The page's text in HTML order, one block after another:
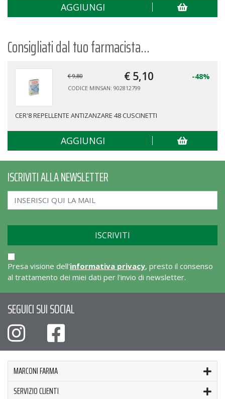
AGGIUNGI
Consigliati dal tuo farmacista...
€ 9,80 € 5,10 -48%
CODICE MINSAN: 902812799
CER'8 REPELLENTE ANTIZANZARE 48 CUSCINETTI
AGGIUNGI
ISCRIVITI ALLA NEWSLETTER
Presa visione dell'informativa privacy, presto il consenso
al trattamento dei miei dati per l'invio di newsletter.
SEGUICI SUI SOCIAL
MARCONI FARMA
SERVIZIO CLIENTI